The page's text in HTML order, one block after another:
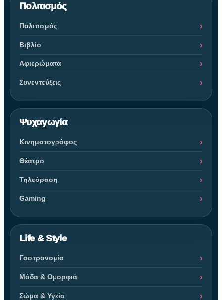
Πολιτισμός
Πολιτισμός
Βιβλίο
Αφιερώματα
Συνεντεύξεις
Ψυχαγωγία
Κινηματογράφος
Θέατρο
Τηλεόραση
Gaming
Life & Style
Γαστρονομία
Μόδα & Ομορφιά
Σώμα & Υγεία